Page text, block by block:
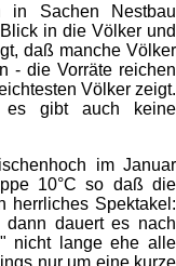
in Sachen Nestbau
in die Völker und
daß manche Völker
- die Vorräte reichen
Völker zeigt.
es gibt auch keine
im Januar
10°C so daß die
herrliches Spektakel:
dauert es nach
nicht lange ehe alle
nur um eine kurze